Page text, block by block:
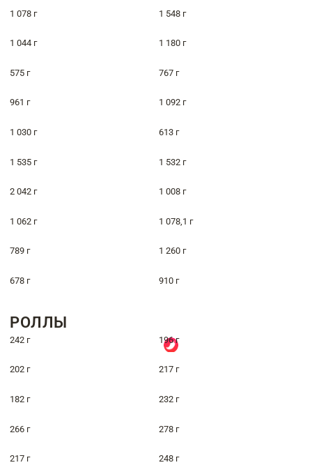
1 078 г 1 548 г
1 044 г 1 180 г
575 г 767 г
961 г 1 092 г
1 030 г 613 г
1 535 г 1 532 г
2 042 г 1 008 г
1 062 г 1 078,1 г
789 г 1 260 г
678 г 910 г
РОЛЛЫ
242 г 196 г
202 г 217 г
182 г 232 г
266 г 278 г
217 г 248 г